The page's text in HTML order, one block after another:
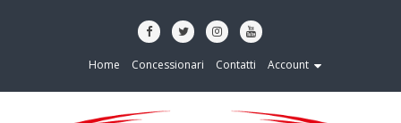
Home Concessionari Contatti Account